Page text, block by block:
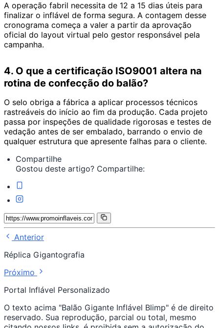
A operação fabril necessita de 12 a 15 dias úteis para
finalizar o inflável de forma segura. A contagem desse
cronograma começa a valer a partir da aprovação
oficial do layout virtual pelo gestor responsável pela
campanha.
4. O que a certificação ISO9001 altera na
rotina de confecção do balão?
O selo obriga a fábrica a aplicar processos técnicos
rastreáveis do início ao fim da produção. Cada projeto
passa por inspeções de qualidade rigorosas e testes de
vedação antes de ser embalado, barrando o envio de
qualquer estrutura que apresente falhas para o cliente.
Compartilhe
Gostou deste artigo? Compartilhe:
Anterior
Réplica Gigantografia
Próximo
Portal Inflável Personalizado
O texto acima "Balão Gigante Inflável Blimp" é de direito
reservado. Sua reprodução, parcial ou total, mesmo